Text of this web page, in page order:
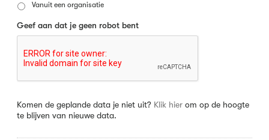
Vanuit een organisatie
Geef aan dat je geen robot bent
Komen de geplande data je niet uit? Klik hier om op de hoogte
te blijven van nieuwe data.